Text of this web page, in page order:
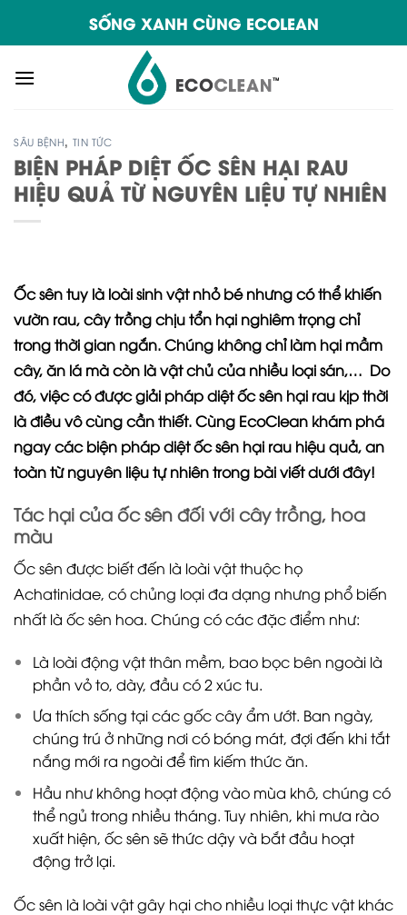
SỐNG XANH CÙNG ECOLEAN
SÂU BỆNH, TIN TỨC
BIỆN PHÁP DIỆT ỐC SÊN HẠI RAU
HIỆU QUẢ TỪ NGUYÊN LIỆU TỰ NHIÊN
Ốc sên tuy là loài sinh vật nhỏ bé nhưng có thể khiến
vườn rau, cây trồng chịu tổn hại nghiêm trọng chỉ
trong thời gian ngắn. Chúng không chỉ làm hại mầm
cây, ăn lá mà còn là vật chủ của nhiều loại sán,… Do
đó, việc có được giải pháp diệt ốc sên hại rau kịp thời
là điều vô cùng cần thiết. Cùng EcoClean khám phá
ngay các biện pháp diệt ốc sên hại rau hiệu quả, an
toàn từ nguyên liệu tự nhiên trong bài viết dưới đây!
Tác hại của ốc sên đối với cây trồng, hoa
màu
Ốc sên được biết đến là loài vật thuộc họ
Achatinidae, có chủng loại đa dạng nhưng phổ biến
nhất là ốc sên hoa. Chúng có các đặc điểm như:
Là loài động vật thân mềm, bao bọc bên ngoài là
phần vỏ to, dày, đầu có 2 xúc tu.
Ưa thích sống tại các gốc cây ẩm ướt. Ban ngày,
chúng trú ở những nơi có bóng mát, đợi đến khi tắt
nắng mới ra ngoài để tìm kiếm thức ăn.
Hầu như không hoạt động vào mùa khô, chúng có
thể ngủ trong nhiều tháng. Tuy nhiên, khi mưa rào
xuất hiện, ốc sên sẽ thức dậy và bắt đầu hoạt
động trở lại.
Ốc sên là loài vật gây hại cho nhiều loại thực vật khác